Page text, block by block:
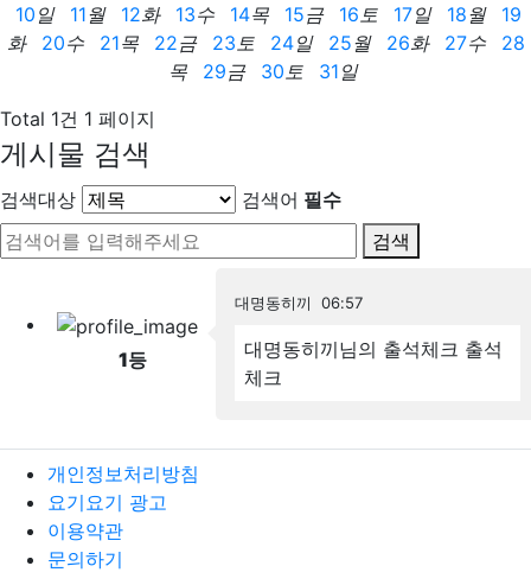
10 일 11월 12화 13수 14목 15금 16토 17일 18월
19
화
20수 21목 22금 23토 24일 25월 26화 27수
28
목
29금 30토 31 일
Total 1건 1 페이지
게시물 검색
검색대상 검색어 필수
검색
1등
대명동히끼 06:57
대명동히끼님의 출석체크 출석
체크
개인정보처리방침
요기요기 광고
이용약관
문의하기